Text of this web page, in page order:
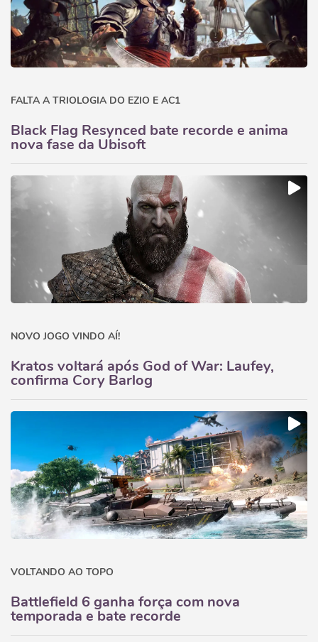
FALTA A TRIOLOGIA DO EZIO E AC1
Black Flag Resynced bate recorde e anima
nova fase da Ubisoft
NOVO JOGO VINDO AÍ!
Kratos voltará após God of War: Laufey,
confirma Cory Barlog
VOLTANDO AO TOPO
Battlefield 6 ganha força com nova
temporada e bate recorde